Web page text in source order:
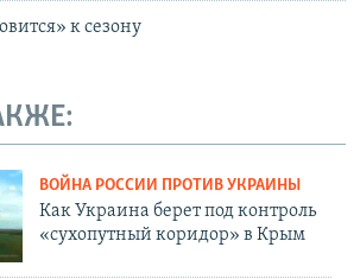
к сезону
ВОЙНА РОССИИ ПРОТИВ УКРАИНЫ
Как Украина берет под контроль
«сухопутный коридор» в Крым